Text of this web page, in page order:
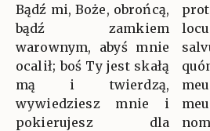
Bądź mi, Boże, obrońcą,
bądź zamkiem
warownym, abyś mnie
ocalił; boś Ty jest skałą
mą i twierdzą,
wywiedziesz mnie i
pokierujesz dla